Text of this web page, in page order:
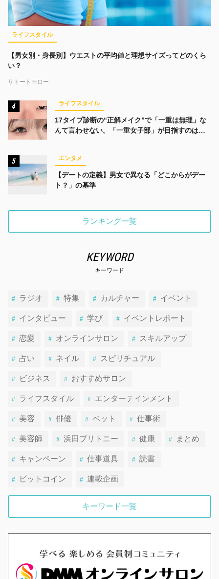
ライフスタイル
【男女別・身長別】ウエストの平均値と理想サイズってどのくら
い？
サトートモロー
4 ライフスタイル
17タイプ診断の“正解メイク”で「一重は無理」な
んて言わせない。「一重女子部」が目指すのは、
5 エンタメ
【デートの定義】男女で異なる「どこからがデー
ト？」の基準
ランキング一覧
KEYWORD
キーワード
ラジオ 特集 カルチャー イベント
インタビュー 学び イベントレポート
恋愛 オンラインサロン スキルアップ
占い ネイル スピリチュアル
ビジネス おすすめサロン
ライフスタイル エンターテインメント
美容 俳優 ペット 仕事術
美容師 浜田ブリトニー 健康 まとめ
キャンペーン 仕事道具 読書
ビットコイン 連載企画
キーワード一覧